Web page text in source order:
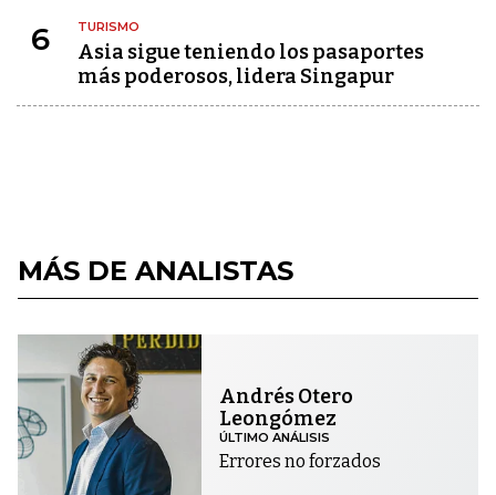
6 TURISMO
Asia sigue teniendo los pasaportes
más poderosos, lidera Singapur
MÁS DE ANALISTAS
Andrés Otero
Leongómez
ÚLTIMO ANÁLISIS
Errores no forzados